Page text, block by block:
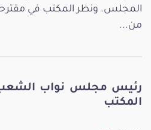
المجلس. ونظر المكتب في
من...
رئيس مجلس نواب
المكتب